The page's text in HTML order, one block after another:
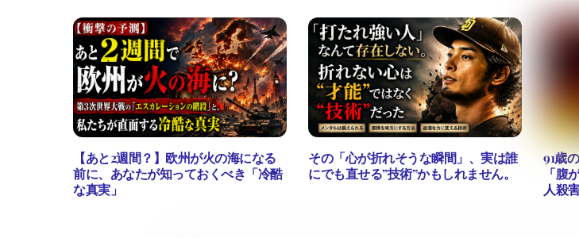
【あと2週間？】欧州が火の海になる
前に、あなたが知っておくべき「冷酷
な真実」
その「心が折れそうな瞬間」、実は誰
にでも直せる”技術”かもしれません。
91歳
「腹
人殺